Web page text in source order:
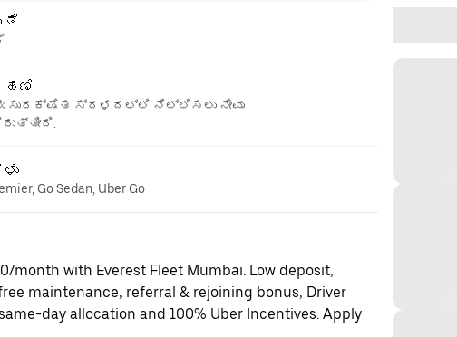
ಸುರಕ್ಷಿತ ಸ್ಥಳದಲ್ಲಿ ನಿಲ್ಲಿಸಲು ನೀವು
Go Sedan, Uber Go
month with Everest Fleet Mumbai. Low deposit,
maintenance, referral & rejoining bonus, Driver
day allocation and 100% Uber Incentives. Apply